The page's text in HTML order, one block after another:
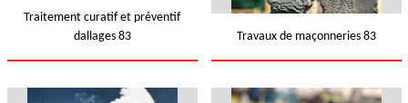
Traitement curatif et préventif
dallages 83
Travaux de maçonneries 83